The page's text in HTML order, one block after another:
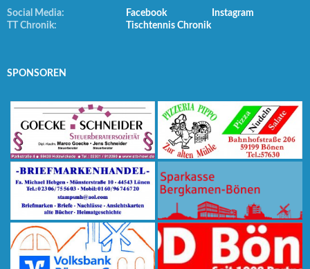
Social Media: Facebook
Instagram
TT Chronik:
Tischtennis Chronik
SPONSOREN